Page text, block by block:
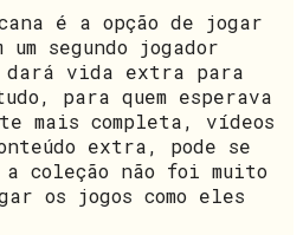
é a opção de jogar
segundo jogador
dará vida extra para
para quem esperava
mais completa, vídeos
extra, pode se
coleção não foi muito
os jogos como eles